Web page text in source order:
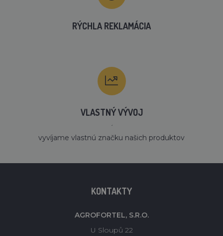
RÝCHLA REKLAMÁCIA
VLASTNÝ VÝVOJ
´
vyvíjame vlastnú značku našich produktov
KONTAKTY
AGROFORTEL, S.R.O.
U Sloupů 22